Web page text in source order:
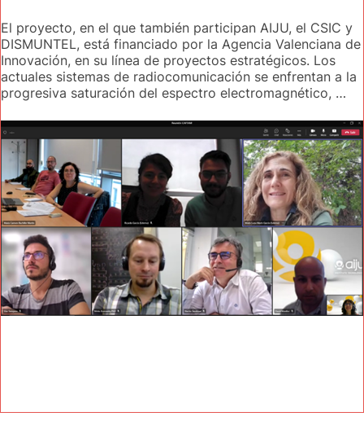
El proyecto, en el que también participan AIJU, el CSIC y
DISMUNTEL, está financiado por la Agencia Valenciana de
Innovación, en su línea de proyectos estratégicos. Los
actuales sistemas de radiocomunicación se enfrentan a la
progresiva saturación del espectro electromagnético, …